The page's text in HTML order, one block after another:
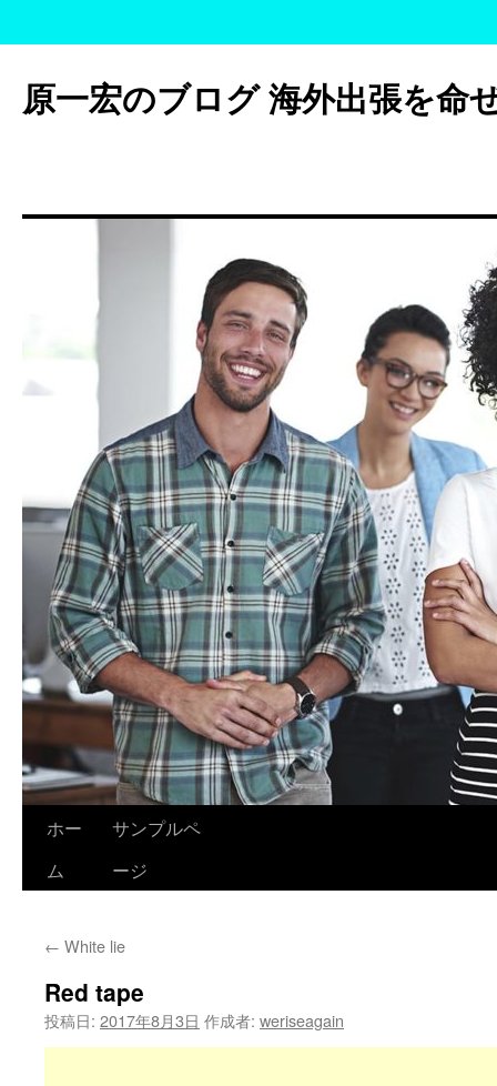
テ
ン
ッ
原一宏のブログ 海外出張を命
ホー
ム
サンプルペ
ージ
← White lie
Red tape
投稿日: 2017年8月3日 作成者: weriseagain